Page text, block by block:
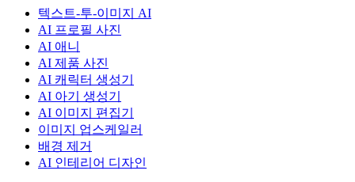
텍스트-투-이미지 AI
AI 프로필 사진
AI 애니
AI 제품 사진
AI 캐릭터 생성기
AI 아기 생성기
AI 이미지 편집기
이미지 업스케일러
배경 제거
AI 인테리어 디자인